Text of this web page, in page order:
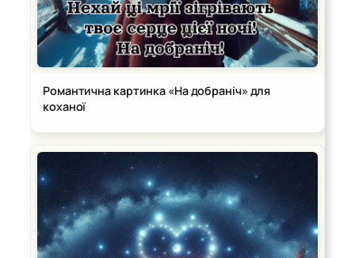
Романтична картинка «На добраніч» для
коханої